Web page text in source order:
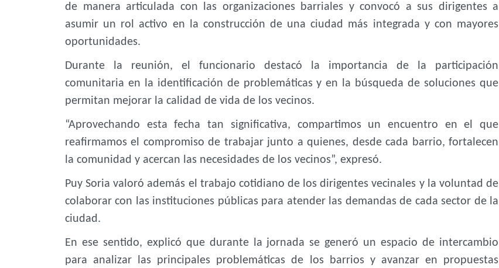
de manera articulada con las organizaciones barriales y convocó a sus dirigentes a
asumir un rol activo en la construcción de una ciudad más integrada y con mayores
oportunidades.
Durante la reunión, el funcionario destacó la importancia de la participación
comunitaria en la identificación de problemáticas y en la búsqueda de soluciones que
permitan mejorar la calidad de vida de los vecinos.
“Aprovechando esta fecha tan significativa, compartimos un encuentro en el que
reafirmamos el compromiso de trabajar junto a quienes, desde cada barrio, fortalecen
la comunidad y acercan las necesidades de los vecinos”, expresó.
Puy Soria valoró además el trabajo cotidiano de los dirigentes vecinales y la voluntad de
colaborar con las instituciones públicas para atender las demandas de cada sector de la
ciudad.
En ese sentido, explicó que durante la jornada se generó un espacio de intercambio
para analizar las principales problemáticas de los barrios y avanzar en propuestas